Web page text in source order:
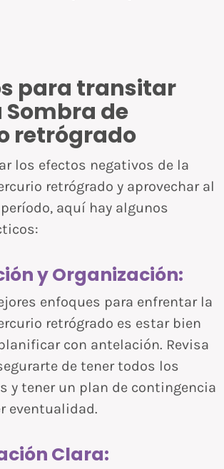
para transitar
de
retrógrado
los efectos negativos de la
retrógrado y aprovechar al
aquí hay algunos
y Organización:
enfoques para enfrentar la
retrógrado es estar bien
con antelación. Revisa
de tener todos los
y tener un plan de contingencia
eventualidad.
Clara: